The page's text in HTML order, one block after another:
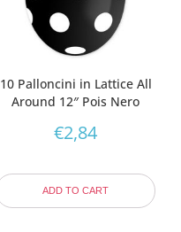
10 Palloncini in Lattice All
Around 12″ Pois Nero
€2,84
ADD TO CART